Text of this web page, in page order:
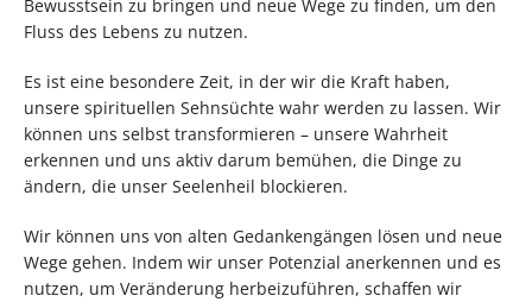
Bewusstsein zu bringen und neue Wege zu finden, um den
Fluss des Lebens zu nutzen.
Es ist eine besondere Zeit, in der wir die Kraft haben,
unsere spirituellen Sehnsüchte wahr werden zu lassen. Wir
können uns selbst transformieren – unsere Wahrheit
erkennen und uns aktiv darum bemühen, die Dinge zu
ändern, die unser Seelenheil blockieren.
Wir können uns von alten Gedankengängen lösen und neue
Wege gehen. Indem wir unser Potenzial anerkennen und es
nutzen, um Veränderung herbeizuführen, schaffen wir